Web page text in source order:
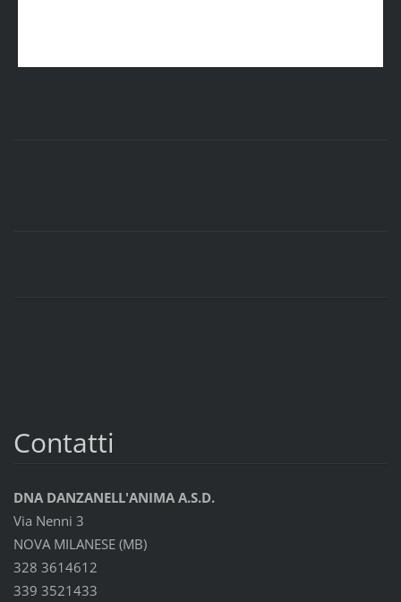
Contatti
DNA DANZANELL'ANIMA A.S.D.
Via Nenni 3
NOVA MILANESE (MB)
328 3614612
339 3521433